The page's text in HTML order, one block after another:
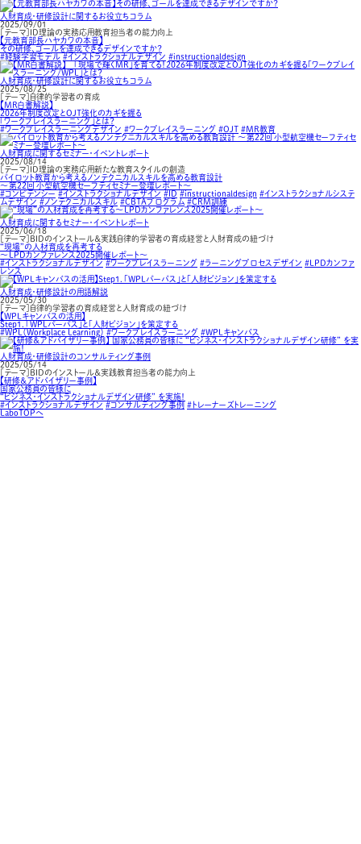
人財育成・研修設計に関するお役立ちコラム
2025/09/01
［テーマ］ID理論の実務応用教育担当者の能力向上
【元教育部長ハヤカワの本音】
その研修、ゴールを達成できるデザインですか？
#経験学習モデル #インストラクショナルデザイン #instructionaldesign
人財育成・研修設計に関するお役立ちコラム
2025/08/25
［テーマ］自律的学習者の育成
【MR白書解説】
2026年制度改定とOJT強化のカギを握る
「ワークプレイスラーニング」とは？
#ワークプレイスラーニングデザイン #ワークプレイスラーニング #OJT #MR教育
人財育成に関するセミナー・イベントレポート
2025/08/14
［テーマ］ID理論の実務応用新たな教育スタイルの創造
パイロット教育から考えるノンテクニカルスキルを高める教育設計
～第22回 小型航空機セーフティセミナー登壇レポート～
#コンピテンシー #インストラクショナルデザイン #ID #instructionaldesign #インストラクショナルシステ
ムデザイン #ノンテクニカルスキル #CBTAプログラム #CRM訓練
人財育成に関するセミナー・イベントレポート
2025/06/18
［テーマ］BIDのインストール＆実践自律的学習者の育成経営と人財育成の紐づけ
“現場”の人材育成を再考する
～LPDカンファレンス2025開催レポート～
#インストラクショナルデザイン #ワークプレイスラーニング #ラーニングプロセスデザイン #LPDカンファ
レンス
人財育成・研修設計の用語解説
2025/05/30
［テーマ］自律的学習者の育成経営と人財育成の紐づけ
【WPLキャンバスの活用】
Step１．「WPLパーパス」と「人財ビジョン」を策定する
#WPL（Workplace Learning） #ワークプレイスラーニング #WPLキャンバス
人財育成・研修設計のコンサルティング事例
2025/05/14
［テーマ］BIDのインストール＆実践教育担当者の能力向上
【研修＆アドバイザリー事例】
国家公務員の皆様に
“ビジネス・インストラクショナルデザイン研修” を実施！
#インストラクショナルデザイン #コンサルティング事例 #トレーナーズトレーニング
LaboTOPへ